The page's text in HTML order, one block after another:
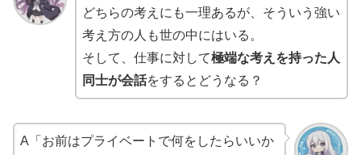
どちらの考えにも一理あるが、そういう強い
考え方の人も世の中にはいる。
そして、仕事に対して極端な考えを持った人
同士が会話をするとどうなる？
A「お前はプライベートで何をしたらいいか